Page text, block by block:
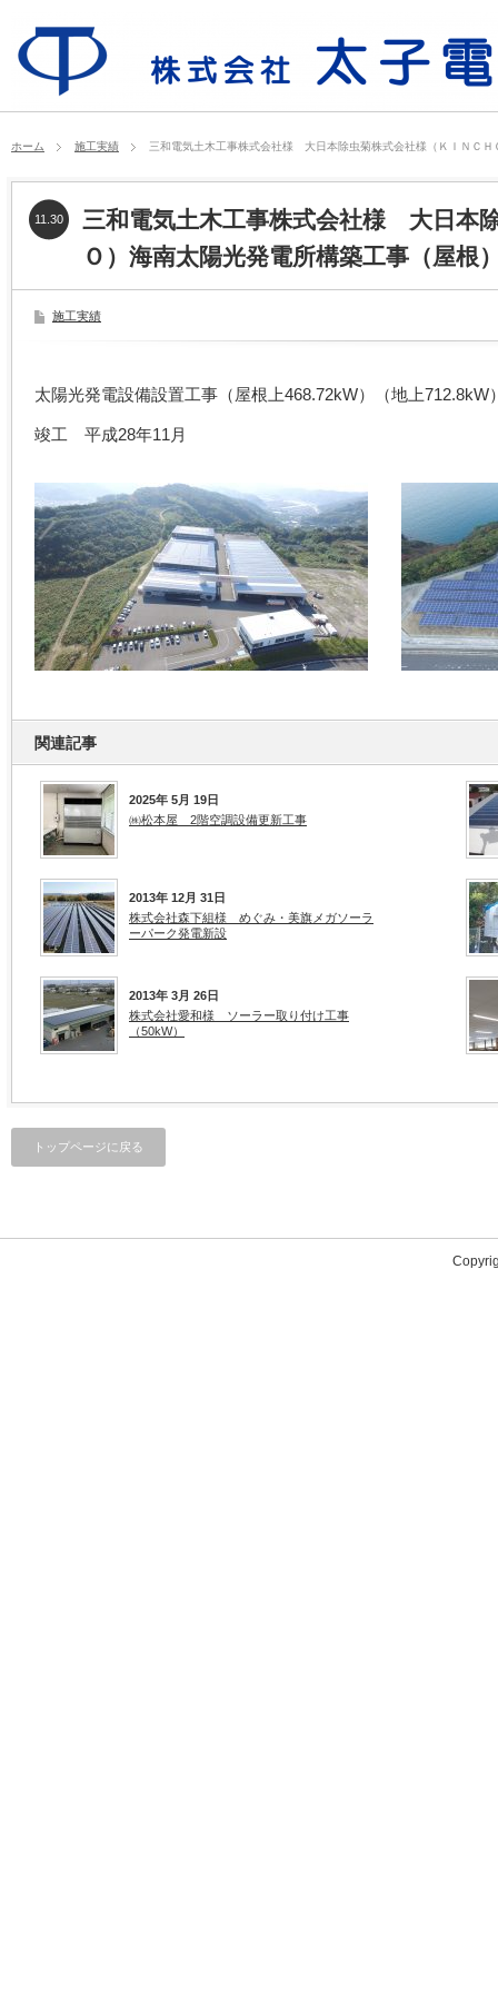
ホーム 施工実績 三和電気土木工事株式会社様 大日本除虫菊株式会社様（ＫＩＮＣ
三和電気土木工事株式会社様 大日本
Ｏ）海南太陽光発電所構築工事（屋根
11.30
施工実績
太陽光発電設備設置工事（屋根上468.72kW）（地上712.8kW
竣工 平成28年11月
関連記事
2025年 5月 19日
㈱松本屋 2階空調設備更新工事
2013年 12月 31日
株式会社森下組様 めぐみ・美旗メガソーラ
ーパーク発電新設
2013年 3月 26日
株式会社愛和様 ソーラー取り付け工事
（50kW）
トップページに戻る